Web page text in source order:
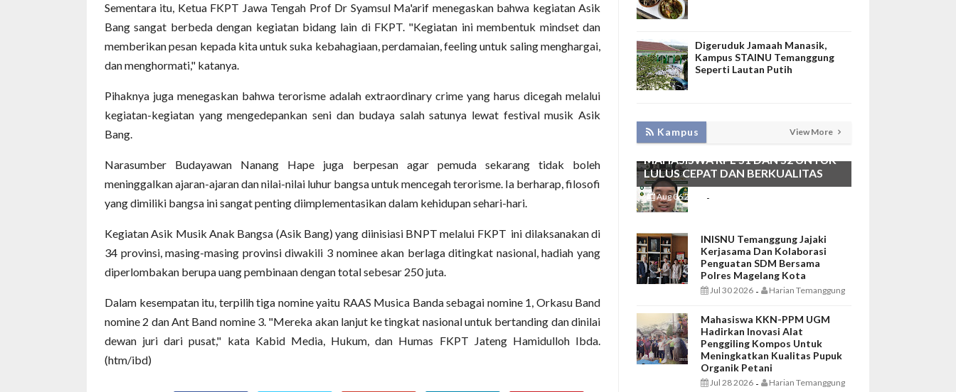
Sementara itu, Ketua FKPT Jawa Tengah Prof Dr Syamsul Ma'arif menegaskan bahwa kegiatan Asik
Bang sangat berbeda dengan kegiatan bidang lain di FKPT. "Kegiatan ini membentuk mindset dan
memberikan pesan kepada kita untuk suka kebahagiaan, perdamaian, feeling untuk saling menghargai,
dan menghormati," katanya.
Pihaknya juga menegaskan bahwa terorisme adalah extraordinary crime yang harus dicegah melalui
kegiatan-kegiatan yang mengedepankan seni dan budaya salah satunya lewat festival musik Asik
Bang.
Narasumber Budayawan Nanang Hape juga berpesan agar pemuda sekarang tidak boleh
meninggalkan ajaran-ajaran dan nilai-nilai luhur bangsa untuk mencegah terorisme. Ia berharap, filosofi
yang dimiliki bangsa ini sangat penting diimplementasikan dalam kehidupan sehari-hari.
Kegiatan Asik Musik Anak Bangsa (Asik Bang) yang diinisiasi BNPT melalui FKPT ini dilaksanakan di
34 provinsi, masing-masing provinsi diwakili 3 nominee akan berlaga ditingkat nasional, hadiah yang
diperlombakan berupa uang pembinaan dengan total sebesar 250 juta.
Dalam kesempatan itu, terpilih tiga nomine yaitu RAAS Musica Banda sebagai nomine 1, Orkasu Band
nomine 2 dan Ant Band nomine 3. "Mereka akan lanjut ke tingkat nasional untuk bertanding dan dinilai
dewan juri dari pusat," kata Kabid Media, Hukum, dan Humas FKPT Jateng Hamidulloh Ibda.
(htm/ibd)
Digeruduk Jamaah Manasik,
Kampus STAINU Temanggung
Seperti Lautan Putih
Kampus View More
LAKUKAN BIMTEK RPL, INISNU
TEMANGGUNG SIAP FASILITASI
MAHASISWA RPL S1 DAN S2 UNTUK
LULUS CEPAT DAN BERKUALITAS
Aug 06 2026 -
INISNU Temanggung Jajaki
Kerjasama Dan Kolaborasi
Penguatan SDM Bersama
Polres Magelang Kota
Jul 30 2026 - Harian Temanggung
Mahasiswa KKN-PPM UGM
Hadirkan Inovasi Alat
Penggiling Kompos Untuk
Meningkatkan Kualitas Pupuk
Organik Petani
Jul 28 2026 - Harian Temanggung